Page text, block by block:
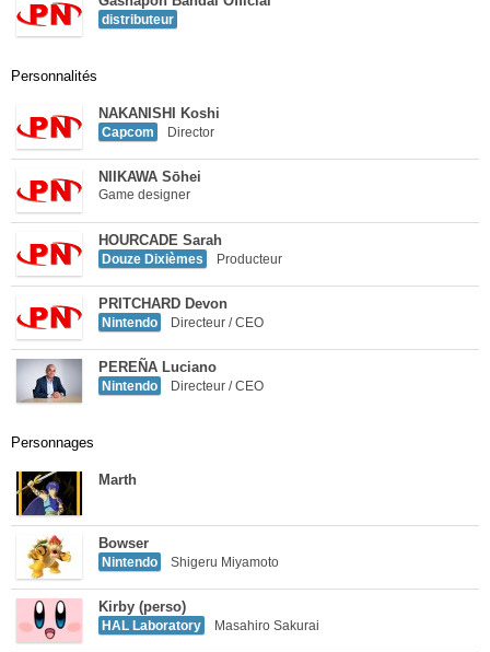
distributeur
Personnalités
NAKANISHI Koshi
Capcom Director
NIIKAWA Sōhei
Game designer
HOURCADE Sarah
Douze Dixièmes Producteur
PRITCHARD Devon
Nintendo Directeur / CEO
PEREÑA Luciano
Nintendo Directeur / CEO
Personnages
Marth
Bowser
Nintendo Shigeru Miyamoto
Kirby (perso)
HAL Laboratory Masahiro Sakurai